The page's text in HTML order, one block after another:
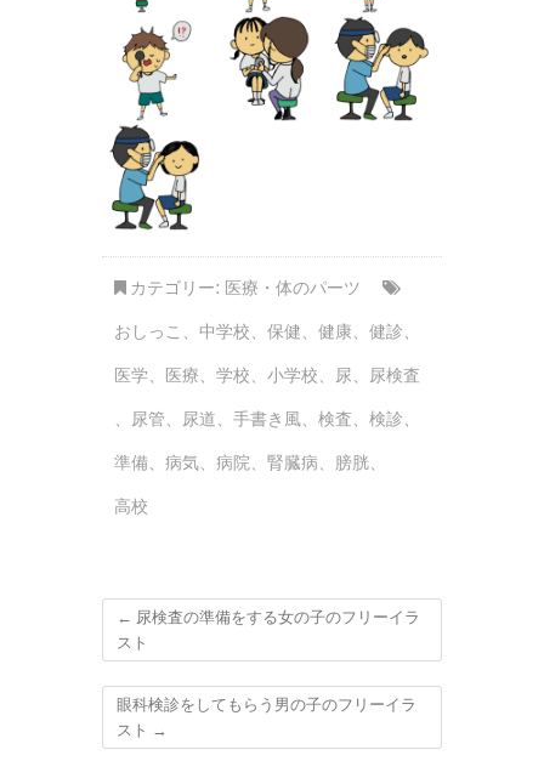
カテゴリー: 医療・体のパーツ
おしっこ 、 中学校、 保健、 健康、 健診、
医学、 医療、 学校、 小学校、 尿、 尿検査
、 尿管、 尿道、 手書き風、 検査、 検診、
準備、 病気、 病院、 腎臓病、 膀胱、
高校
← 尿検査の準備をする女の子のフリーイラ
スト
眼科検診をしてもらう男の子のフリーイラ
スト →